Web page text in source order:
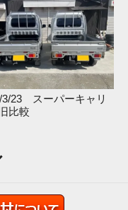
3/23 スーパーキャリ
比較